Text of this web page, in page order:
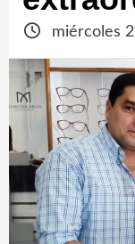
miércoles